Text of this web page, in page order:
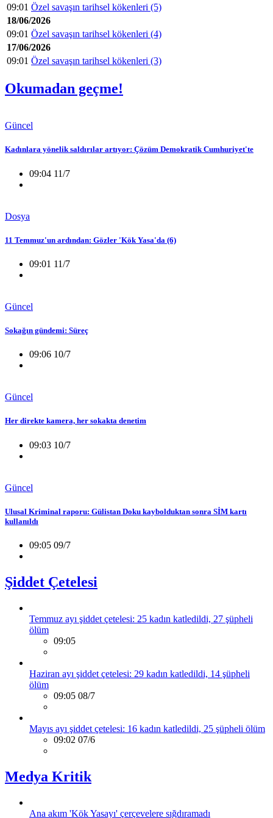
09:01 Özel savaşın tarihsel kökenleri (5)
18/06/2026
09:01 Özel savaşın tarihsel kökenleri (4)
17/06/2026
09:01 Özel savaşın tarihsel kökenleri (3)
Okumadan geçme!
Güncel
Kadınlara yönelik saldırılar artıyor: Çözüm Demokratik Cumhuriyet'te
09:04 11/7
Dosya
11 Temmuz'un ardından: Gözler 'Kök Yasa'da (6)
09:01 11/7
Güncel
Sokağın gündemi: Süreç
09:06 10/7
Güncel
Her direkte kamera, her sokakta denetim
09:03 10/7
Güncel
Ulusal Kriminal raporu: Gülistan Doku kaybolduktan sonra SİM kartı
kullanıldı
09:05 09/7
Şiddet Çetelesi
Temmuz ayı şiddet çetelesi: 25 kadın katledildi, 27 şüpheli
ölüm
09:05
Haziran ayı şiddet çetelesi: 29 kadın katledildi, 14 şüpheli
ölüm
09:05 08/7
Mayıs ayı şiddet çetelesi: 16 kadın katledildi, 25 şüpheli ölüm
09:02 07/6
Medya Kritik
Ana akım 'Kök Yasayı' çerçevelere sığdıramadı